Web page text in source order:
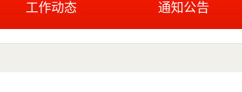
工作动态 通知公告